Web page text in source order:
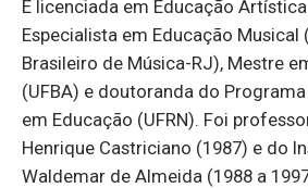
É licenciada em Educação Artística
Especialista em Educação Musical
Brasileiro de Música-RJ), Mestre
(UFBA) e doutoranda do
em Educação (UFRN). Foi
Henrique Castriciano (1987) e do
Waldemar de Almeida (1988 a